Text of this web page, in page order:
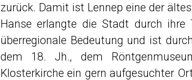
zurück. Damit ist Lennep eine der
Hanse erlangte die Stadt durch ihre
überregionale Bedeutung und ist
dem 18. Jh., dem
Klosterkirche ein gern aufgesuchter